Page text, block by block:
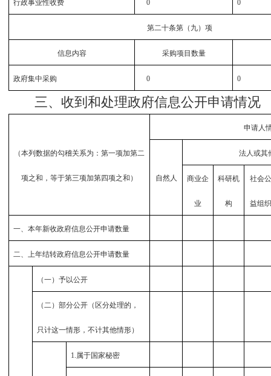
行政事业性收费 0 0
第二十条第（九）项
信息内容 采购项目数量
政府集中采购 0 0
三、收到和处理政府信息公开申请情况
（本列数据的勾稽关系为：第一项加第二
项之和，等于第三项加第四项之和）
申请人
自然人
法人或其
商业企
业
科研机
构
社会
益组
一、本年新收政府信息公开申请数量
二、上年结转政府信息公开申请数量
（一）予以公开
（二）部分公开（区分处理的，
只计这一情形，不计其他情形）
1.属于国家秘密